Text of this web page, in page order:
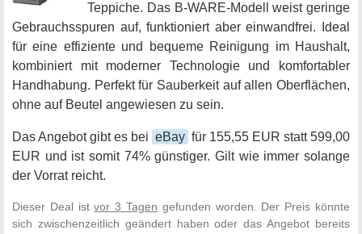
Teppiche. Das B-WARE-Modell weist geringe
Gebrauchsspuren auf, funktioniert aber einwandfrei. Ideal
für eine effiziente und bequeme Reinigung im Haushalt,
kombiniert mit moderner Technologie und komfortabler
Handhabung. Perfekt für Sauberkeit auf allen Oberflächen,
ohne auf Beutel angewiesen zu sein.
Das Angebot gibt es bei eBay für 155,55 EUR statt 599,00
EUR und ist somit 74% günstiger. Gilt wie immer solange
der Vorrat reicht.
Dieser Deal istvor 3 Tagen gefunden worden. Der Preis könnte
sich zwischenzeitlich geändert haben oder das Angebot bereits